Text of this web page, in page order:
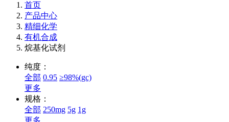
首页
产品中心
精细化学
有机合成
烷基化试剂
纯度：
全部 0.95 ≥98%(gc)
更多
规格：
全部 250mg 5g 1g